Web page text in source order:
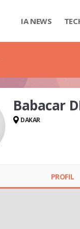
IA NEWS
Babacar
DAKAR
PROFIL